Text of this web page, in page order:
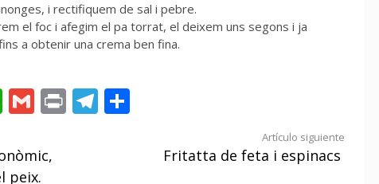
i rectifiquem de sal i pebre.
el foc i afegim el pa torrat, el deixem uns segons i ja
a obtenir una crema ben fina.
WhatsApp
GmailPrintTelegram
peix.
Artículo siguiente
Fritatta de feta i espinacs